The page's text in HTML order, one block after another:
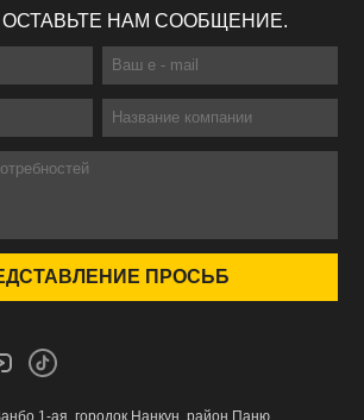
НАМ СООБЩЕНИЕ.